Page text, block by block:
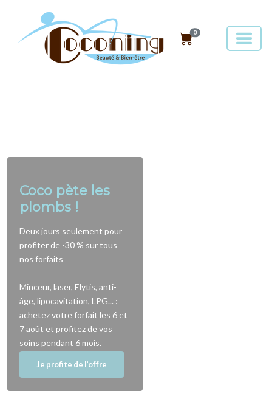
Coco pète les
plombs !
Deux jours seulement pour
profiter de -30 % sur tous
nos forfaits
Minceur, laser, Elytis, anti-
âge, lipocavitation, LPG... :
achetez votre forfait les 6 et
7 août et profitez de vos
soins pendant 6 mois.
Je profite de l’offre
0